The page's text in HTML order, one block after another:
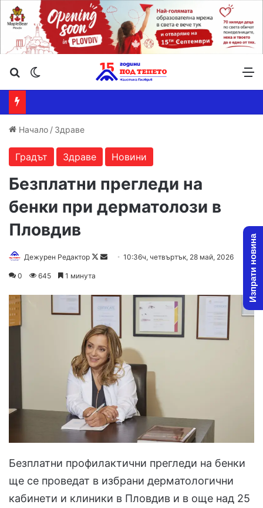
Търсене ...
Начало / Здраве
Градът Здраве Новини
Безплатни прегледи на
бенки при дерматолози в
Пловдив
Дежурен Редактор
Follow
Send10:36ч, четвъртък, 28 май, 2026
0 645 1 минута
Безплатни профилактични прегледи на бенки
ще се проведат в избрани дерматологични
кабинети и клиники в Пловдив и в още над 25
Изпрати новина